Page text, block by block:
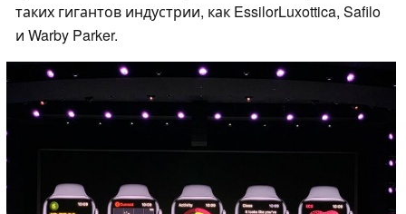
таких гигантов индустрии, как EssilorLuxottica, Safilo
и Warby Parker.